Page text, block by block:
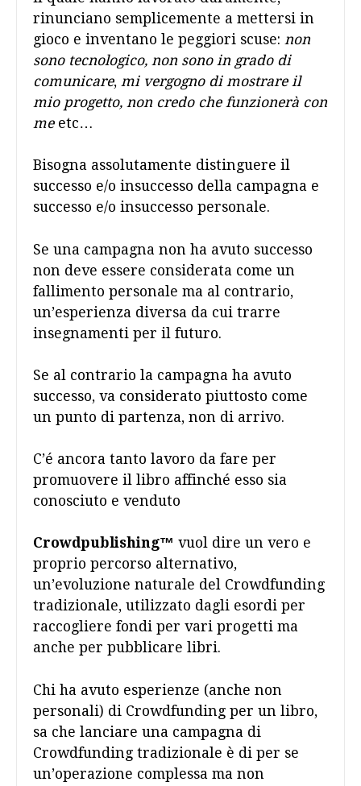
rinunciano semplicemente a mettersi in
gioco e inventano le peggiori scuse: non
sono tecnologico, non sono in grado di
comunicare, mi vergogno di mostrare il
mio progetto, non credo che funzionerà con
meetc…
Bisogna assolutamente distinguere il
successo e/o insuccesso della campagna e
successo e/o insuccesso personale.
Se una campagna non ha avuto successo
non deve essere considerata come un
fallimento personale ma al contrario,
un’esperienza diversa da cui trarre
insegnamenti per il futuro.
Se al contrario la campagna ha avuto
successo, va considerato piuttosto come
un punto di partenza, non di arrivo.
C’é ancora tanto lavoro da fare per
promuovere il libro affinché esso sia
conosciuto e venduto
Crowdpublishing™ vuol dire un vero e
proprio percorso alternativo,
un’evoluzione naturale del Crowdfunding
tradizionale, utilizzato dagli esordi per
raccogliere fondi per vari progetti ma
anche per pubblicare libri.
Chi ha avuto esperienze (anche non
personali) di Crowdfunding per un libro,
sa che lanciare una campagna di
Crowdfunding tradizionale è di per se
un’operazione complessa ma non